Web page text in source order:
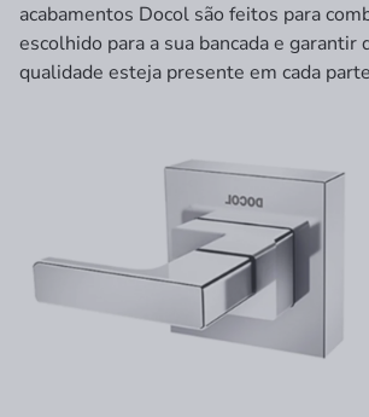
acabamentos Docol são feitos para
escolhido para a sua bancada e garantir
qualidade esteja presente em cada